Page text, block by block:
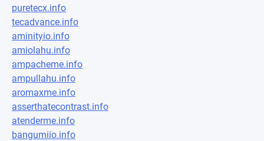
puretecx.info
tecadvance.info
aminityio.info
amiolahu.info
ampacheme.info
ampullahu.info
aromaxme.info
asserthatecontrast.info
atenderme.info
bangumiio.info